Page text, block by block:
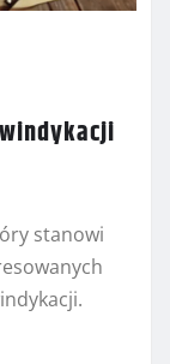
stanowi